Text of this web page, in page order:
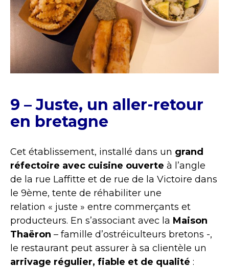
9 – Juste, un aller-retour
en bretagne
Cet établissement, installé dans un grand
réfectoire avec cuisine ouverte à l’angle
de la rue Laffitte et de rue de la Victoire dans
le 9ème, tente de réhabiliter une
relation « juste » entre commerçants et
producteurs. En s’associant avec la Maison
Thaëron – famille d’ostréiculteurs bretons -,
le restaurant peut assurer à sa clientèle un
arrivage régulier, fiable et de qualité :